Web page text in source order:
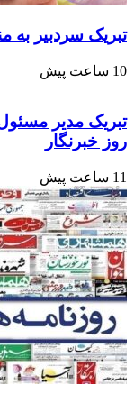
تبریک سردبیر به
10 ساعت پیش
تبریک مدیر
روز خبرنگار
11 ساعت پیش